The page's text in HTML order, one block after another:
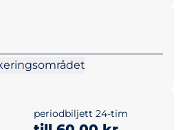
periodbiljett 24-tim